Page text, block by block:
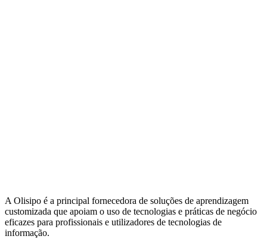
A Olisipo é a principal fornecedora de soluções de aprendizagem
customizada que apoiam o uso de tecnologias e práticas de negócio
eficazes para profissionais e utilizadores de tecnologias de
informação.